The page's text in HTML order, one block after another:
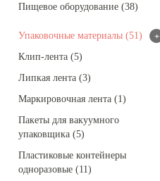
Пищевое оборудование (38)
Упаковочные материалы (51)
+
Клип-лента (5)
Липкая лента (3)
Маркировочная лента (1)
Пакеты для вакуумного
упаковщика (5)
Пластиковые контейнеры
одноразовые (11)